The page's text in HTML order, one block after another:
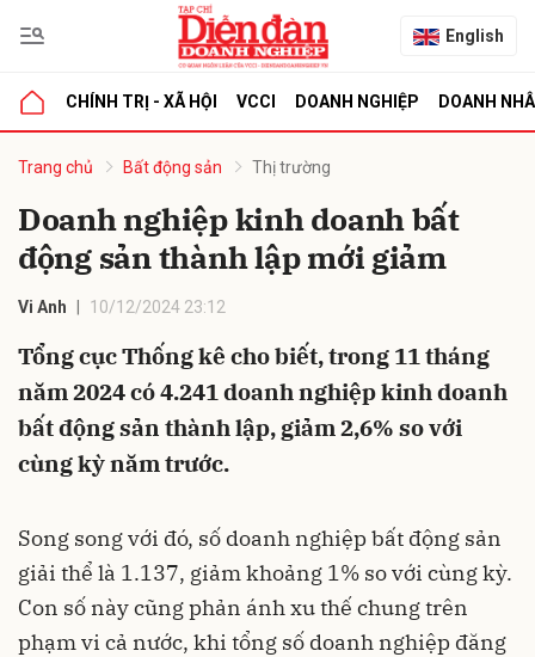
English
CHÍNH TRỊ - XÃ HỘI VCCI DOANH NGHIỆP DOANH
Trang chủ Bất động sản Thị trường
Doanh nghiệp kinh doanh bất
động sản thành lập mới giảm
Vi Anh 10/12/2024 23:12
Tổng cục Thống kê cho biết, trong 11 tháng
năm 2024 có 4.241 doanh nghiệp kinh doanh
bất động sản thành lập, giảm 2,6% so với
cùng kỳ năm trước.
Song song với đó, số doanh nghiệp bất động sản
giải thể là 1.137, giảm khoảng 1% so với cùng kỳ.
Con số này cũng phản ánh xu thế chung trên
phạm vi cả nước, khi tổng số doanh nghiệp đăng
luận
Hủy